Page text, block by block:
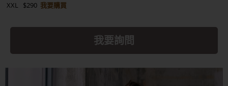
XXL $290 我要購買
我要詢問